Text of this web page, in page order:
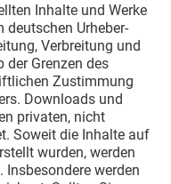
Inhalte und Werke
deutschen Urheber­
Verbreitung und
der Grenzen des
Zustimmung
Downloads und
privaten, nicht
Soweit die Inhalte auf
wurden, werden
Insbe­sondere werden